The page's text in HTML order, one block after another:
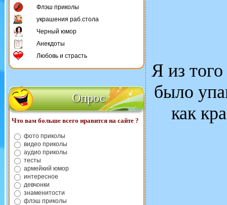
Флэш приколы
украшения раб.стола
Черный юмор
Анекдоты
Любовь и страсть
Опрос
Что вам больше всего нравится на сайте ?
фото приколы
видео приколы
аудио приколы
тесты
армейкий юмор
интересное
девчонки
знаменитости
флэш приколы
Я из
было
как